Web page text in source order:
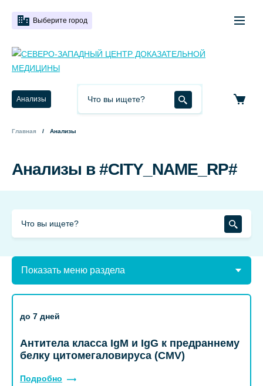
Выберите город
Анализы
Главная Анализы
Анализы в #CITY_NAME_RP#
Показать меню раздела
до 7 дней
Антитела класса IgM и IgG к предраннему
белку цитомегаловируса (CMV)
Подробно